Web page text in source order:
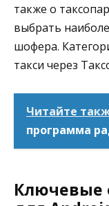
также о
выбрать
шофера.
такси через
Читайте
программа
Ключевые